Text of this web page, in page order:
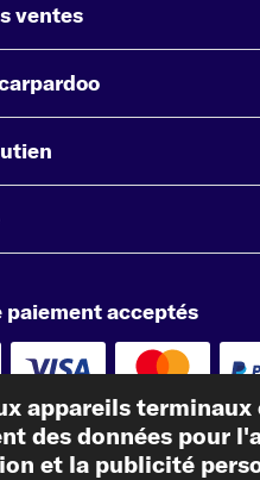
ventes
paiement acceptés
appareils terminaux
des données pour
et la publicité